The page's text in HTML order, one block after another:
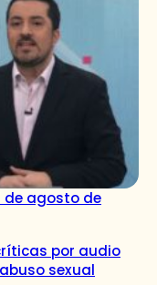
de agosto de
por audio
sexual